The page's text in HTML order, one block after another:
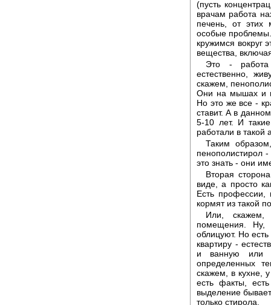
(пусть
врачам работа
печень, от этих
особые
кружимся вокруг
вещества,
Это - работа
естественно,
скажем,
Они на мышах и
Но это же все -
ставит. А в
5-10 лет. И
работали в такой
Таким
пенополистирол
это знать - они
Вторая
виде, а просто
Есть профессии,
кормят из такой
Или, скажем,
помещения. Ну,
облицуют. Но
квартиру -
и ванную или
определенных
скажем, в кухне,
есть факты,
выделение
только стирола.